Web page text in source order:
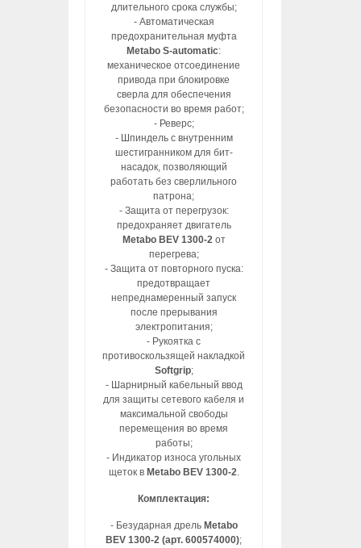
длительного срока службы;
- Автоматическая
предохранительная муфта
Metabo S-automatic:
механическое отсоединение
привода при блокировке
сверла для обеспечения
безопасности во время работ;
- Реверс;
- Шпиндель с внутренним
шестигранником для бит-
насадок, позволяющий
работать без сверлильного
патрона;
- Защита от перегрузок:
предохраняет двигатель
Metabo BEV 1300-2от
перегрева;
- Защита от повторного пуска:
предотвращает
непреднамеренный запуск
после прерывания
электропитания;
- Рукоятка с
противоскользящей накладкой
Softgrip;
- Шарнирный кабельный ввод
для защиты сетевого кабеля и
максимальной свободы
перемещения во время
работы;
- Индикатор износа угольных
щеток в Metabo BEV 1300-2.
Комплектация:
- Безударная дрель Metabo
BEV 1300-2 (арт. 600574000);